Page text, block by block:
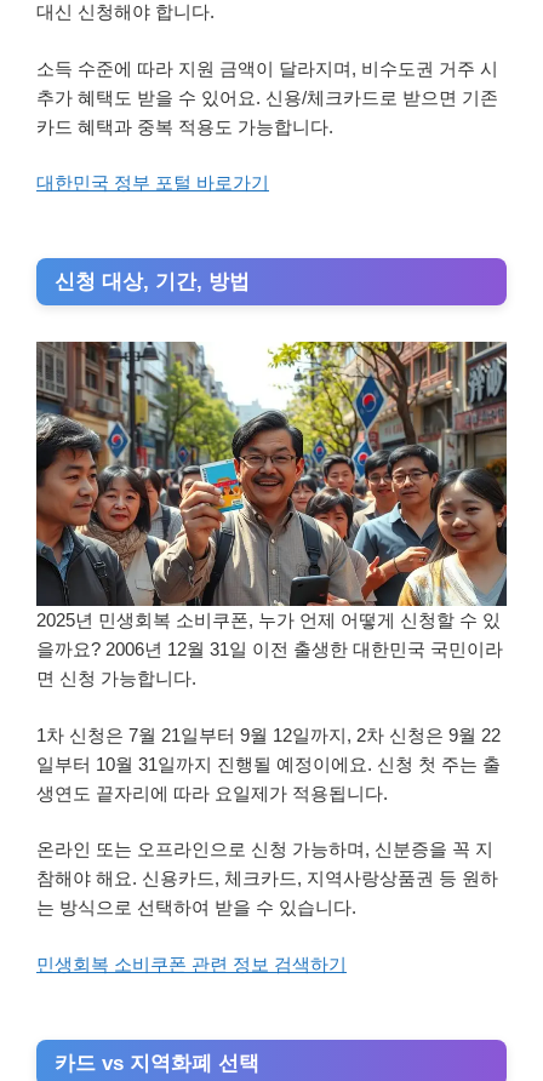
대신 신청해야 합니다.
소득 수준에 따라 지원 금액이 달라지며, 비수도권 거주 시
추가 혜택도 받을 수 있어요. 신용/체크카드로 받으면 기존
카드 혜택과 중복 적용도 가능합니다.
대한민국 정부 포털 바로가기
신청 대상, 기간, 방법
2025년 민생회복 소비쿠폰, 누가 언제 어떻게 신청할 수 있
을까요? 2006년 12월 31일 이전 출생한 대한민국 국민이라
면 신청 가능합니다.
1차 신청은 7월 21일부터 9월 12일까지, 2차 신청은 9월 22
일부터 10월 31일까지 진행될 예정이에요. 신청 첫 주는 출
생연도 끝자리에 따라 요일제가 적용됩니다.
온라인 또는 오프라인으로 신청 가능하며, 신분증을 꼭 지
참해야 해요. 신용카드, 체크카드, 지역사랑상품권 등 원하
는 방식으로 선택하여 받을 수 있습니다.
민생회복 소비쿠폰 관련 정보 검색하기
카드 vs 지역화폐 선택